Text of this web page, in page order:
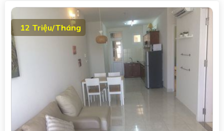
12 Triệu/Tháng